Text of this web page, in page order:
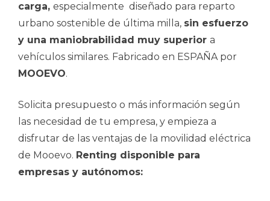
carga, especialmente diseñado para reparto
urbano sostenible de última milla, sin esfuerzo
y una maniobrabilidad muy superior a
vehículos similares. Fabricado en ESPAÑA por
MOOEVO.
Solicita presupuesto o más información según
las necesidad de tu empresa, y empieza a
disfrutar de las ventajas de la movilidad eléctrica
de Mooevo. Renting disponible para
empresas y autónomos: